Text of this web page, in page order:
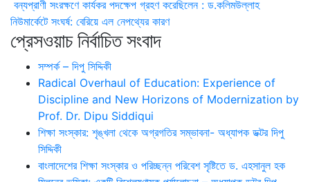
বন্যপ্রাণী সংরক্ষণে কার্যকর পদক্ষেপ গ্রহণ করেছিলেন : ড.কলিমউল্লাহ
নিউমার্কেটে সংঘর্ষ: বেরিয়ে এল নেপথ্যের কারণ
প্রেসওয়াচ নির্বাচিত সংবাদ
সম্পর্ক – দিপু সিদ্দিকী
Radical Overhaul of Education: Experience of
Discipline and New Horizons of Modernization by
Prof. Dr. Dipu Siddiqui
শিক্ষা সংস্কার: শৃঙ্খলা থেকে অগ্রগতির সম্ভাবনা- অধ্যাপক ডক্টর দিপু
সিদ্দিকী
বাংলাদেশের শিক্ষা সংস্কার ও পরিচ্ছন্ন পরিবেশ সৃষ্টিতে ড. এহসানুল হক